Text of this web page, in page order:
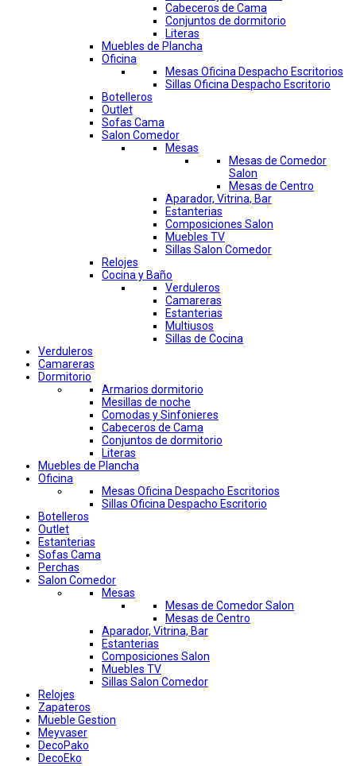
Cabeceros de Cama
Conjuntos de dormitorio
Literas
Muebles de Plancha
Oficina
Mesas Oficina Despacho Escritorios
Sillas Oficina Despacho Escritorio
Botelleros
Outlet
Sofas Cama
Salon Comedor
Mesas
Mesas de Comedor
Salon
Mesas de Centro
Aparador, Vitrina, Bar
Estanterias
Composiciones Salon
Muebles TV
Sillas Salon Comedor
Relojes
Cocina y Baño
Verduleros
Camareras
Estanterias
Multiusos
Sillas de Cocina
Verduleros
Camareras
Dormitorio
Armarios dormitorio
Mesillas de noche
Comodas y Sinfonieres
Cabeceros de Cama
Conjuntos de dormitorio
Literas
Muebles de Plancha
Oficina
Mesas Oficina Despacho Escritorios
Sillas Oficina Despacho Escritorio
Botelleros
Outlet
Estanterias
Sofas Cama
Perchas
Salon Comedor
Mesas
Mesas de Comedor Salon
Mesas de Centro
Aparador, Vitrina, Bar
Estanterias
Composiciones Salon
Muebles TV
Sillas Salon Comedor
Relojes
Zapateros
Mueble Gestion
Meyvaser
DecoPako
DecoEko